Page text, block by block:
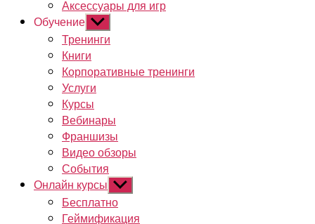
Аксессуары для игр
Обучение Показывать
подменю
Тренинги
Книги
Корпоративные тренинги
Услуги
Курсы
Вебинары
Франшизы
Видео обзоры
События
Онлайн курсы Показывать
подменю
Бесплатно
Геймификация